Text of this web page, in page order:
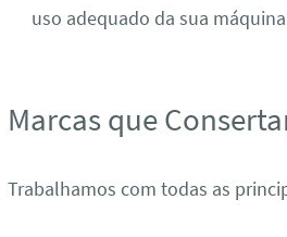
uso adequado da sua
Marcas que
Trabalhamos com todas as